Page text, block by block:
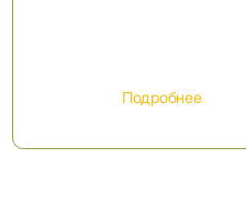
Подробнее